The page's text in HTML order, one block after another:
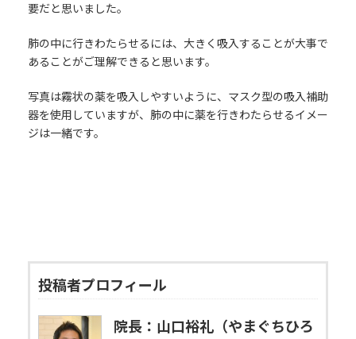
要だと思いました。
肺の中に行きわたらせるには、大きく吸入することが大事で
あることがご理解できると思います。
写真は霧状の薬を吸入しやすいように、マスク型の吸入補助
器を使用していますが、肺の中に薬を行きわたらせるイメー
ジは一緒です。
投稿者プロフィール
院長：山口裕礼（やまぐちひろ